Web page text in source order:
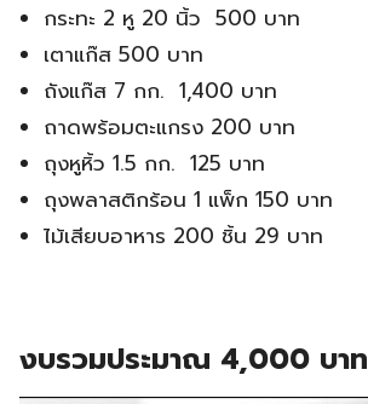
กระทะ 2 หู 20 นิ้ว 500 บาท
เตาแก๊ส 500 บาท
ถังแก๊ส 7 กก. 1,400 บาท
ถาดพร้อมตะแกรง 200 บาท
ถุงหูหิ้ว 1.5 กก. 125 บาท
ถุงพลาสติกร้อน 1 แพ็ก 150 บาท
ไม้เสียบอาหาร 200 ชิ้น 29 บาท
งบรวมประมาณ 4,000 บาท